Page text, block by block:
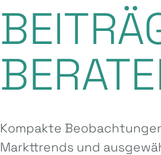
Kompakte
Markttrends und